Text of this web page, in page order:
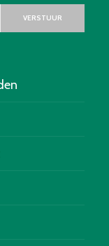
VERSTUUR